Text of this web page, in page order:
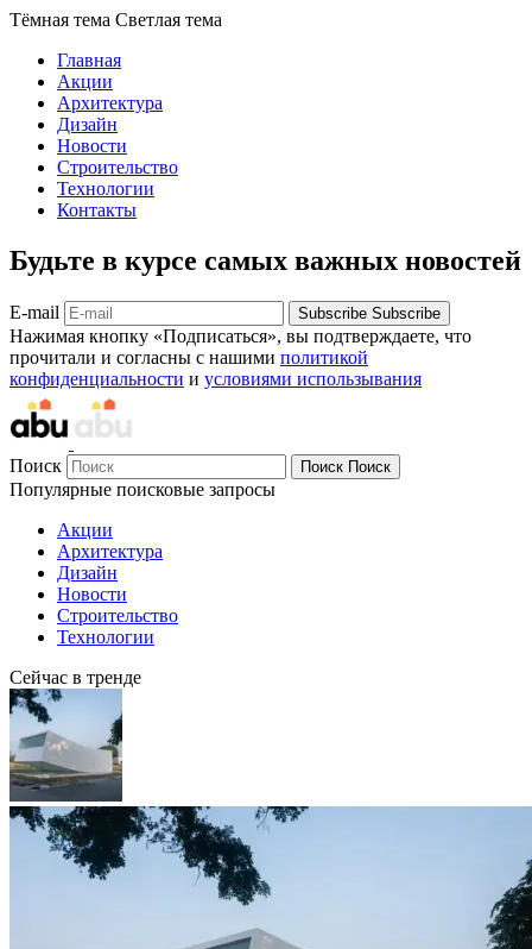
Тёмная тема Светлая тема
Главная
Акции
Архитектура
Дизайн
Новости
Строительство
Технологии
Контакты
Будьте в курсе самых важных новостей
E-mail Subscribe Subscribe
Нажимая кнопку «Подписаться», вы подтверждаете, что
прочитали и согласны с нашими политикой
конфиденциальности и условиями использывания
Поиск Поиск Поиск
Популярные поисковые запросы
Акции
Архитектура
Дизайн
Новости
Строительство
Технологии
Сейчас в тренде